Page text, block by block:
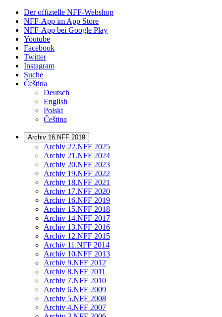
Der offizielle NFF-Webshop
NFF-App im App Store
NFF-App bei Google Play
Youtube
Facebook
Twitter
Instagram
Suche
Čeština
Deutsch
English
Polski
Čeština
Archiv 16.NFF 2019
Archiv 22.NFF 2025
Archiv 21.NFF 2024
Archiv 20.NFF 2023
Archiv 19.NFF 2022
Archiv 18.NFF 2021
Archiv 17.NFF 2020
Archiv 16.NFF 2019
Archiv 15.NFF 2018
Archiv 14.NFF 2017
Archiv 13.NFF 2016
Archiv 12.NFF 2015
Archiv 11.NFF 2014
Archiv 10.NFF 2013
Archiv 9.NFF 2012
Archiv 8.NFF 2011
Archiv 7.NFF 2010
Archiv 6.NFF 2009
Archiv 5.NFF 2008
Archiv 4.NFF 2007